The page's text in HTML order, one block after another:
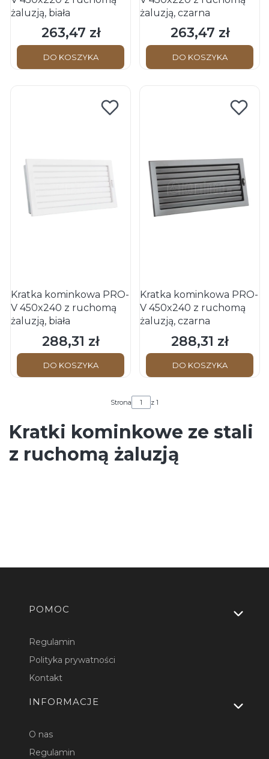
żaluzją, biała
Cena
263,47 zł
DO KOSZYKA
żaluzją, czarna
Cena
263,47 zł
DO KOSZYKA
Kratka kominkowa PRO-
V 450x240 z ruchomą
żaluzją, biała
Cena
288,31 zł
DO KOSZYKA
Kratka kominkowa PRO-
V 450x240 z ruchomą
żaluzją, czarna
Cena
288,31 zł
DO KOSZYKA
Strona z 1
Kratki kominkowe ze stali
z ruchomą żaluzją
Linki w stopce
POMOC
Regulamin
Polityka prywatności
Kontakt
INFORMACJE
O nas
Regulamin